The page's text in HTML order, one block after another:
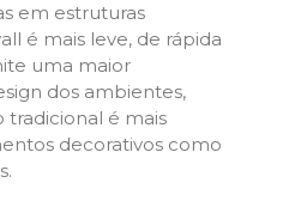
em estruturas
é mais leve, de rápida
uma maior
dos ambientes,
tradicional é mais
decorativos como